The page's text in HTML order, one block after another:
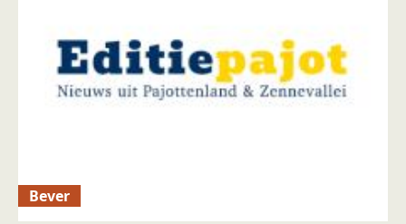
Bever